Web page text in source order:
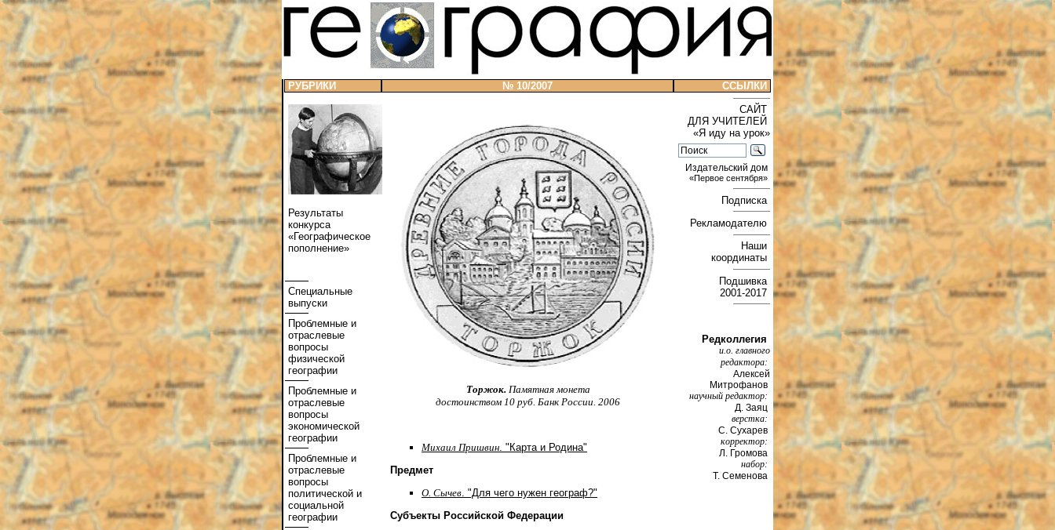
РУБРИКИ № 10/2007 ССЫЛКИ
Результаты
конкурса
«Географическое
пополнение»
Специальные
выпуски
Проблемные и
отраслевые
вопросы
физической
географии
Проблемные и
отраслевые
вопросы
экономической
географии
Проблемные и
отраслевые
вопросы
политической и
социальной
географии
Торжок. Памятная монета
достоинством 10 руб. Банк России. 2006
Михаил Пришвин . "Карта и Родина"
Предмет
О. Сычев . "Для чего нужен географ?"
Субъекты Российской Федерации
САЙТ
ДЛЯ УЧИТЕЛЕЙ
«Я иду на урок»
Издательский дом
«Первое сентября»
Подписка
Рекламодателю
Наши
координаты
Подшивка
2001-2017
Редколлегия
и.о. главного
редактора:
Алексей
Митрофанов
научный редактор:
Д. Заяц
верстка:
С. Сухарев
корректор:
Л. Громова
набор:
Т. Семенова